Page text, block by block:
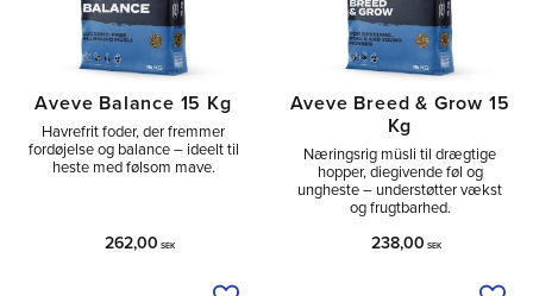
Aveve Balance 15 Kg
Havrefrit foder, der fremmer
fordøjelse og balance – ideelt til
heste med følsom mave.
262,00 SEK
Aveve Breed & Grow 15
Kg
Næringsrig müsli til drægtige
hopper, diegivende føl og
ungheste – understøtter vækst
og frugtbarhed.
238,00 SEK